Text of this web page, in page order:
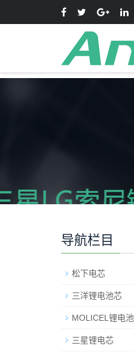
导航栏目
松下电芯
三洋锂电池芯
MOLICEL锂电池
三星锂电芯